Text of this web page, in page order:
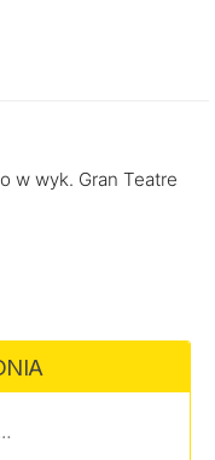
w wyk. Gran Teatre
nowy dzień